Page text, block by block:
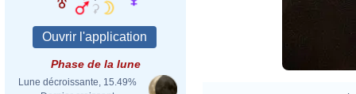
Phase de la lune
Lune décroissante, 15.49%